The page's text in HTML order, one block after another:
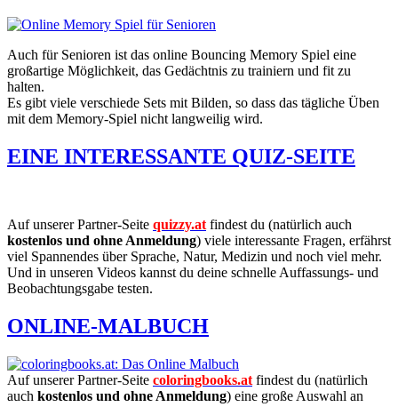
Auch für Senioren ist das online Bouncing Memory Spiel eine
großartige Möglichkeit, das Gedächtnis zu trainiern und fit zu
halten.
Es gibt viele verschiede Sets mit Bilden, so dass das tägliche Üben
mit dem Memory-Spiel nicht langweilig wird.
EINE INTERESSANTE QUIZ-SEITE
Auf unserer Partner-Seite quizzy.at findest du (natürlich auch
kostenlos und ohne Anmeldung) viele interessante Fragen, erfährst
viel Spannendes über Sprache, Natur, Medizin und noch viel mehr.
Und in unseren Videos kannst du deine schnelle Auffassungs- und
Beobachtungsgabe testen.
ONLINE-MALBUCH
Auf unserer Partner-Seite coloringbooks.at findest du (natürlich
auch kostenlos und ohne Anmeldung) eine große Auswahl an